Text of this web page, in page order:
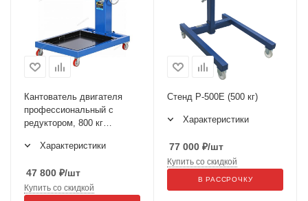
Кантователь двигателя
профессиональный с
редуктором, 800 кг
Характеристики
47 800 ₽/шт
Купить со скидкой
Стенд Р-500Е (500 кг)
Характеристики
77 000 ₽/шт
Купить со скидкой
В РАССРОЧКУ